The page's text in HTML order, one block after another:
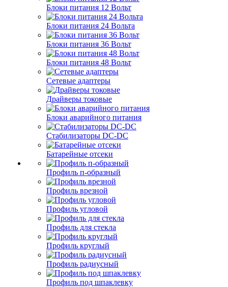
Блоки питания 12 Вольт
Блоки питания 24 Вольта
Блоки питания 36 Вольт
Блоки питания 48 Вольт
Сетевые адаптеры
Драйверы токовые
Блоки аварийного питания
Стабилизаторы DC-DC
Батарейные отсеки
Профиль п-образный
Профиль врезной
Профиль угловой
Профиль для стекла
Профиль круглый
Профиль радиусный
Профиль под шпаклевку